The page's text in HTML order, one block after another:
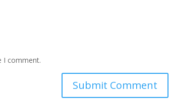
I comment.